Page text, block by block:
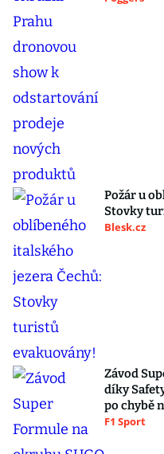
Požár u
Stovky
Blesk.cz
Závod
díky
po chybě
F1 Sport